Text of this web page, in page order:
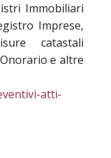
Immobiliari
Imprese,
catastali
e altre
atti-